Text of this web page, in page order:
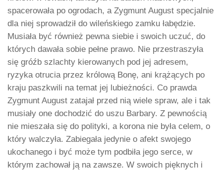
spacerowała po ogrodach, a Zygmunt August specjalnie
dla niej sprowadził do wileńskiego zamku łabędzie.
Musiała być również pewna siebie i swoich uczuć, do
których dawała sobie pełne prawo. Nie przestraszyła
się gróźb szlachty kierowanych pod jej adresem,
ryzyka otrucia przez królową Bonę, ani krążących po
kraju paszkwili na temat jej lubieżności. Co prawda
Zygmunt August zatajał przed nią wiele spraw, ale i tak
musiały one dochodzić do uszu Barbary. Z pewnością
nie mieszała się do polityki, a korona nie była celem, o
który walczyła. Zabiegała jedynie o afekt swojego
ukochanego i być może tym podbiła jego serce, w
którym zachował ją na zawsze. W swoich pięknych i